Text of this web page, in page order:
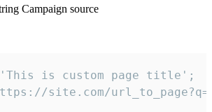
Campaign source
is custom page title';
site.com/